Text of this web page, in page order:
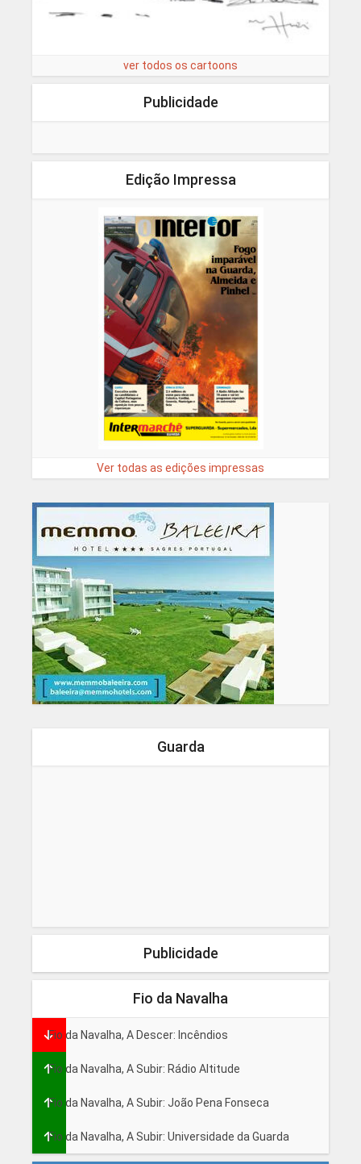
ver todos os cartoons
Publicidade
Edição Impressa
Ver todas as edições impressas
Guarda
Publicidade
Fio da Navalha
Fio da Navalha, A Descer: Incêndios
Fio da Navalha, A Subir: Rádio Altitude
Fio da Navalha, A Subir: João Pena Fonseca
Fio da Navalha, A Subir: Universidade da Guarda